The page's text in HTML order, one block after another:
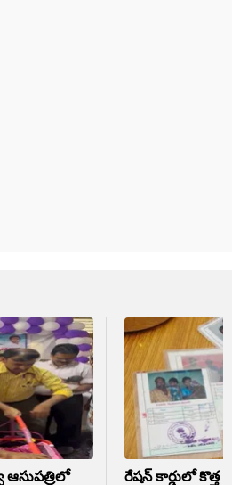
ఆసుపత్రిలో
రేషన్ కార్డులో కొత్త